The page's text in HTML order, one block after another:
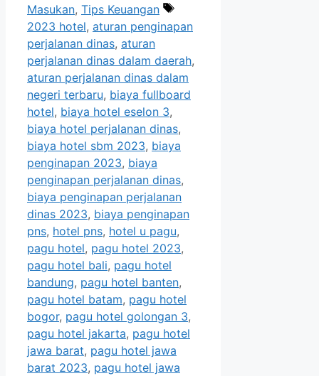
Masukan, Tips Keuangan
Tags
2023 hotel, aturan penginapan
perjalanan dinas, aturan
perjalanan dinas dalam daerah,
aturan perjalanan dinas dalam
negeri terbaru, biaya fullboard
hotel, biaya hotel eselon 3,
biaya hotel perjalanan dinas,
biaya hotel sbm 2023, biaya
penginapan 2023, biaya
penginapan perjalanan dinas,
biaya penginapan perjalanan
dinas 2023, biaya penginapan
pns, hotel pns, hotel u pagu,
pagu hotel, pagu hotel 2023,
pagu hotel bali, pagu hotel
bandung, pagu hotel banten,
pagu hotel batam, pagu hotel
bogor, pagu hotel golongan 3,
pagu hotel jakarta, pagu hotel
jawa barat, pagu hotel jawa
barat 2023, pagu hotel jawa